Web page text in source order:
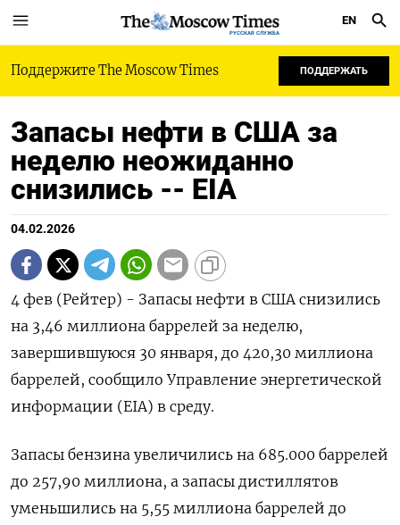
РУССКАЯ СЛУЖБА
EN
Поддержите The Moscow Times ПОДДЕРЖАТЬ
Запасы нефти в США за
неделю неожиданно
снизились -- EIA
04.02.2026
4 фев (Рейтер) - Запасы нефти в США ⁠снизились
на 3,46 миллиона баррелей за неделю,
завершившуюся ⁠30 ​января, до ⁠420,30 миллиона
баррелей, сообщило ⁠Управление энергетической
информации (EIA) ‌в среду.
Запасы ‍бензина увеличились на ‌685.000 баррелей
​до 257,90 миллиона, а запасы дистиллятов
уменьшились ⁠на 5,‍55 миллиона баррелей до